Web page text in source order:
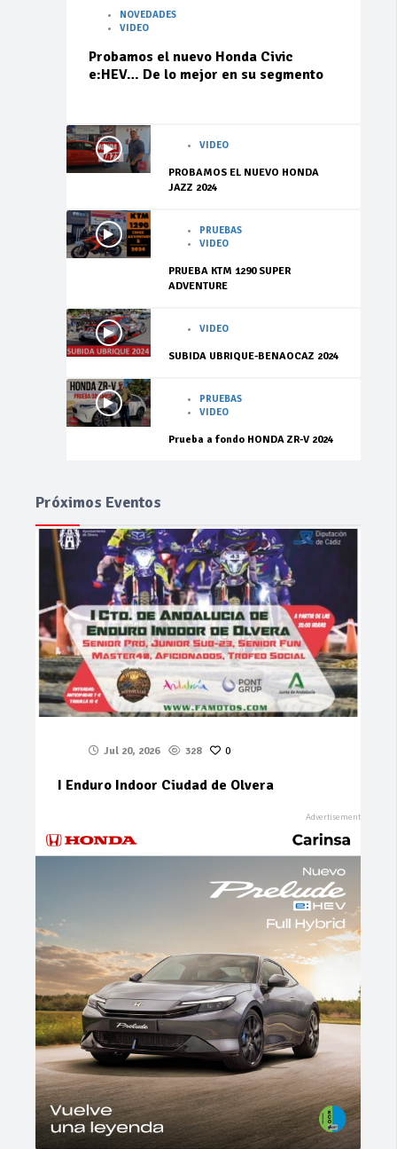
NOVEDADES
VIDEO
Probamos el nuevo Honda Civic
e:HEV… De lo mejor en su segmento
VIDEO
PROBAMOS EL NUEVO HONDA
JAZZ 2024
PRUEBAS
VIDEO
PRUEBA KTM 1290 SUPER
ADVENTURE
VIDEO
SUBIDA UBRIQUE-BENAOCAZ 2024
PRUEBAS
VIDEO
Prueba a fondo HONDA ZR-V 2024
Próximos Eventos
Jul 20, 2026 328 0
I Enduro Indoor Ciudad de Olvera